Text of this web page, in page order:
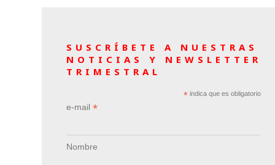
SUSCRÍBETE A NUESTRAS
NOTICIAS Y NEWSLETTER
TRIMESTRAL
*indica que es obligatorio
e-mail *
Nombre